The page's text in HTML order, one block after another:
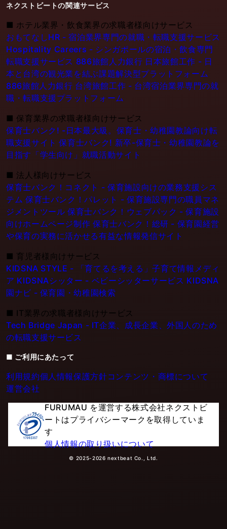
ネクストビートの関連サービス
■ ホテル業界・飲食業界の求職者様向けサービス
おもてなしHR - 宿泊業界専門の就職・転職支援サービス
Hospitality Careers - シンガポールの宿泊・飲食専門
転職支援サービス 886旅館人力銀行 日本旅館工作 - 日
本と台湾の観光業を結ぶ課題解決型プラットフォーム
886旅館人力銀行 台湾旅館工作 - 台湾宿泊業界専門の就
職・転職支援プラットフォーム
■ 保育業界の求職者様向けサービス
保育士バンク! -日本最大級。保育士・幼稚園教論向け転
職支援サイト 保育士バンク! 新卒-保育士・幼稚園教論を
目指す「学生向け」就職活動サイト
■ 法人様向けサービス
保育士バンク！コネクト - 保育施設向けの業務支援シス
テム 保育士バンク！パレット - 保育施設専門の職員マネ
ジメントツール 保育士バンク！ウェブパック - 保育施設
向けホームページ制作 保育士バンク！総研 - 保育園経営
や保育の実務に活かせる有益な情報発信サイト
■ 育児者様向けサービス
KIDSNA STYLE - 「育てるを考える」子育て情報メディ
ア KIDSNAシッター - ベビーシッターサービス KIDSNA
園ナビ - 保育園・幼稚園検索
■ IT業界の求職者様向けサービス
Tech Bridge Japan - IT企業、成長企業、外国人のため
の転職支援サービス
■ ご利用にあたって
利用規約個人情報保護方針コンテンツ・商標について
運営会社
FURUMAU を運営する株式会社ネクストビ
ートはプライバシーマークを取得していま
す
個人情報の取り扱いについて
© 2025-2026 nextbeat Co., Ltd.